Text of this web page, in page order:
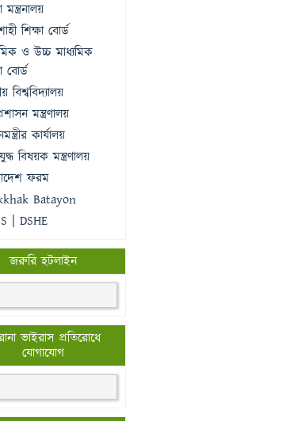
মন্ত্রনালয়
শিক্ষা বোর্ড
ও উচ্চ মাধ্যমিক
বোর্ড
বিশ্ববিদ্যালয়
মন্ত্রণালয়
কার্যালয়
বিষয়ক মন্ত্রণালয়
ফরম
Batayon
| DSHE
জরুরি হটলাইন
ভাইরাস প্রতিরোধে
যোগাযোগ